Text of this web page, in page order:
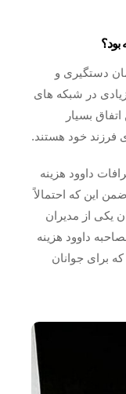
بود؟
دستگیری و
در شبکه‌ های
بسیار
فرزند خود هستند.
داوود هزینه
این که احتمالاً
یکی از مدیران
داوود هزینه
برای جوانان